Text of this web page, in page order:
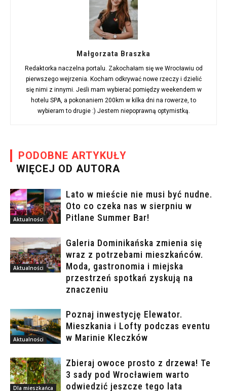
Małgorzata Braszka
Redaktorka naczelna portalu. Zakochałam się we Wrocławiu od
pierwszego wejrzenia. Kocham odkrywać nowe rzeczy i dzielić
się nimi z innymi. Jeśli mam wybierać pomiędzy weekendem w
hotelu SPA, a pokonaniem 200km w kilka dni na rowerze, to
wybieram to drugie :) Jestem niepoprawną optymistką.
PODOBNE ARTYKUŁY
WIĘCEJ OD AUTORA
Aktualności
Lato w mieście nie musi być nudne.
Oto co czeka nas w sierpniu w
Pitlane Summer Bar!
Aktualności
Galeria Dominikańska zmienia się
wraz z potrzebami mieszkańców.
Moda, gastronomia i miejska
przestrzeń spotkań zyskują na
znaczeniu
Aktualności
Poznaj inwestycję Elewator.
Mieszkania i Lofty podczas eventu
w Marinie Kleczków
Dla mieszkańca
Zbieraj owoce prosto z drzewa! Te
3 sady pod Wrocławiem warto
odwiedzić jeszcze tego lata